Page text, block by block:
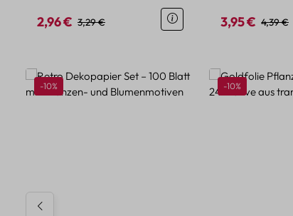
Verkaufspreis:
2,96 € Regulärer Preis:
3,29 € Verkaufspreis:
3,95 € 4,39 €
Produktgalerie überspringen
Rabatt
-10% Rabatt
-10%